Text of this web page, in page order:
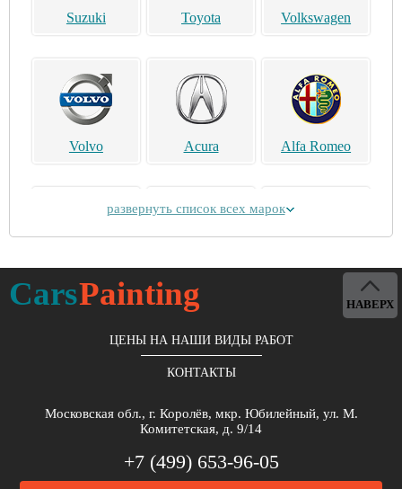
Suzuki Toyota Volkswagen
Volvo Acura Alfa Romeo
развернуть список всех марок
CarsPainting
ЦЕНЫ НА НАШИ ВИДЫ РАБОТ
КОНТАКТЫ
Московская обл., г. Королёв, мкр. Юбилейный, ул. М.
Комитетская, д. 9/14
+7 (499) 653-96-05
НАВЕРХ